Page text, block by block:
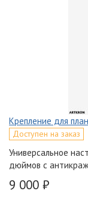
Крепление для
Доступен на заказ
Универсальное
дюймов с
9 000 ₽